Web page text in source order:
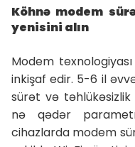
Köhnə modem
yenisini alın
Modem
inkişaf edir. 5-6 il
sürət və
nə qədər
cihazlarda modem